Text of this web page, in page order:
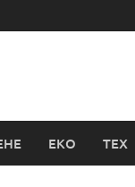
ЕКО ТЕХ